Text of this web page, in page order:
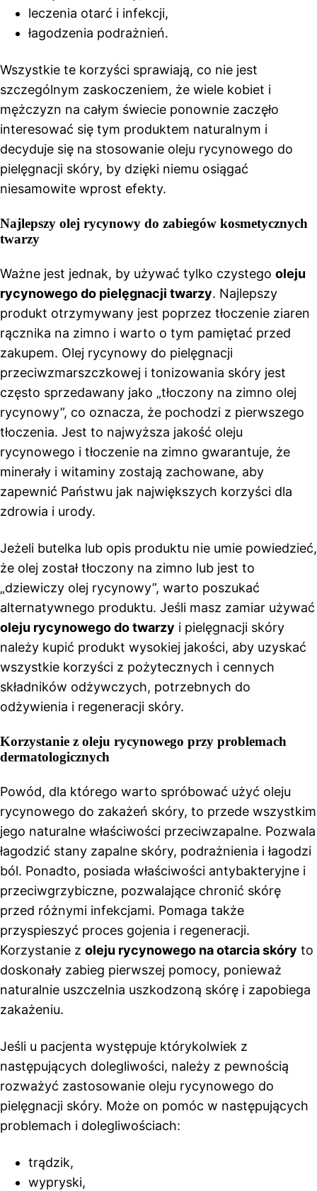
leczenia otarć i infekcji,
łagodzenia podrażnień.
Wszystkie te korzyści sprawiają, co nie jest
szczególnym zaskoczeniem, że wiele kobiet i
mężczyzn na całym świecie ponownie zaczęło
interesować się tym produktem naturalnym i
decyduje się na stosowanie oleju rycynowego do
pielęgnacji skóry, by dzięki niemu osiągać
niesamowite wprost efekty.
Najlepszy olej rycynowy do zabiegów kosmetycznych
twarzy
Ważne jest jednak, by używać tylko czystego oleju
rycynowego do pielęgnacji twarzy. Najlepszy
produkt otrzymywany jest poprzez tłoczenie ziaren
rącznika na zimno i warto o tym pamiętać przed
zakupem. Olej rycynowy do pielęgnacji
przeciwzmarszczkowej i tonizowania skóry jest
często sprzedawany jako „tłoczony na zimno olej
rycynowy”, co oznacza, że ​​pochodzi z pierwszego
tłoczenia. Jest to najwyższa jakość oleju
rycynowego i tłoczenie na zimno gwarantuje, że
minerały i witaminy zostają zachowane, aby
zapewnić Państwu jak największych korzyści dla
zdrowia i urody.
Jeżeli butelka lub opis produktu nie umie powiedzieć,
że olej został tłoczony na zimno lub jest to
„dziewiczy olej rycynowy”, warto poszukać
alternatywnego produktu. Jeśli masz zamiar używać
oleju rycynowego do twarzy i pielęgnacji skóry
należy kupić produkt wysokiej jakości, aby uzyskać
wszystkie korzyści z pożytecznych i cennych
składników odżywczych, potrzebnych do
odżywienia i regeneracji skóry.
Korzystanie z oleju rycynowego przy problemach
dermatologicznych
Powód, dla którego warto spróbować użyć oleju
rycynowego do zakażeń skóry, to przede wszystkim
jego naturalne właściwości przeciwzapalne. Pozwala
łagodzić stany zapalne skóry, podrażnienia i łagodzi
ból. Ponadto, posiada właściwości antybakteryjne i
przeciwgrzybiczne, pozwalające chronić skórę
przed różnymi infekcjami. Pomaga także
przyspieszyć proces gojenia i regeneracji.
Korzystanie z oleju rycynowego na otarcia skóry to
doskonały zabieg pierwszej pomocy, ponieważ
naturalnie uszczelnia uszkodzoną skórę i zapobiega
zakażeniu.
Jeśli u pacjenta występuje którykolwiek z
następujących dolegliwości, należy z pewnością
rozważyć zastosowanie oleju rycynowego do
pielęgnacji skóry. Może on pomóc w następujących
problemach i dolegliwościach:
trądzik,
wypryski,